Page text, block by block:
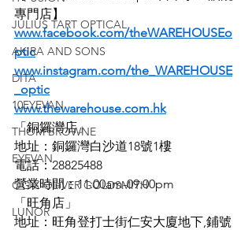
JULIUS TART OPTICAL
AKIRA AND SONS
DITA
10EYEVAN
THOM BROWNE
EYEVAN
OG X OLIVER GOLDSMITH
LUNOR
專門店】
www.facebook.com/theWAREHOUSEo
ptic
www.instagram.com/the_WAREHOUSE
_optic
www.thewarehouse.com.hk
「銅鑼灣店」
地址：銅鑼灣白沙道18號1樓
電話：28825488
營業時間：11:00am-09:00pm
「旺角店」
地址：旺角登打士街仁安大廈地下,鋪號